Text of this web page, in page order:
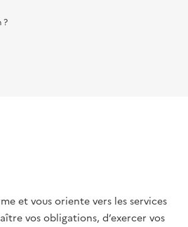
?
et vous oriente vers les services
vos obligations, d’exercer vos